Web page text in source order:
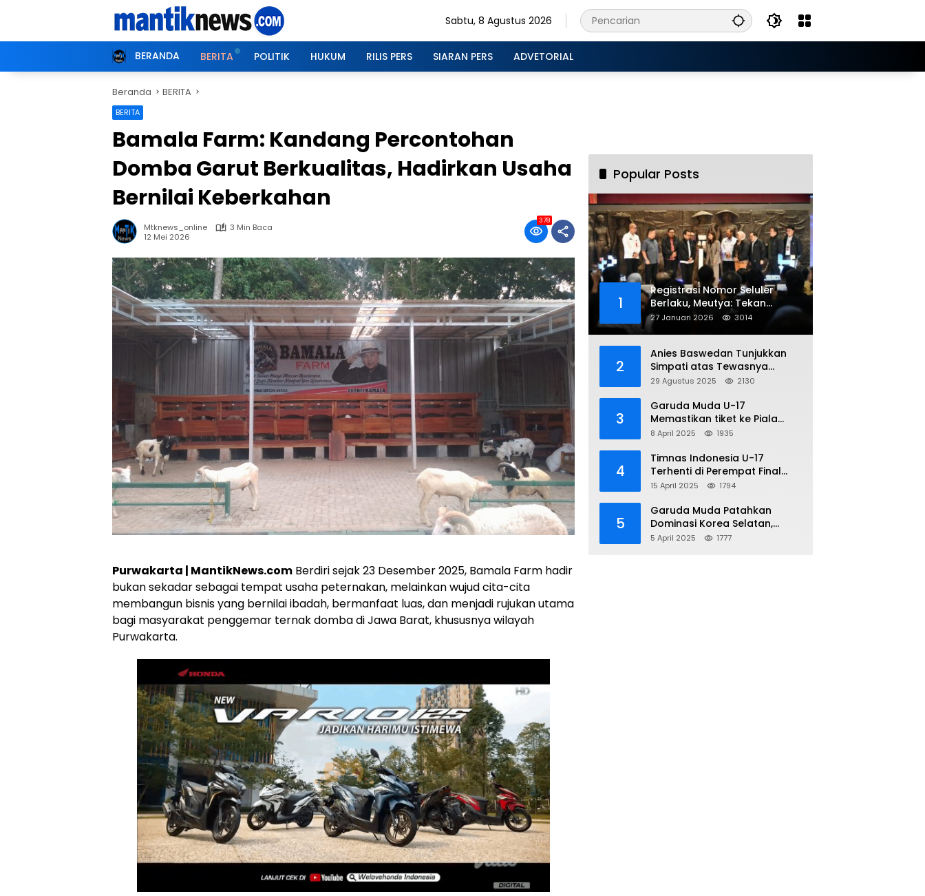
Sabtu, 8 Agustus 2026
BERANDA BERITA POLITIK HUKUM RILIS PERS SIARAN PERS ADVETORIAL
Beranda BERITA
BERITA
Bamala Farm: Kandang Percontohan
Domba Garut Berkualitas, Hadirkan Usaha
Bernilai Keberkahan
Mtknews_online
3 Min Baca
12 Mei 2026
378
Purwakarta | MantikNews.com Berdiri sejak 23 Desember 2025, Bamala Farm hadir
bukan sekadar sebagai tempat usaha peternakan, melainkan wujud cita-cita
membangun bisnis yang bernilai ibadah, bermanfaat luas, dan menjadi rujukan utama
bagi masyarakat penggemar ternak domba di Jawa Barat, khususnya wilayah
Purwakarta.
Popular Posts
1
Registrasi Nomor Seluler
Berlaku, Meutya: Tekan
Penipuan Online
27 Januari 2026 3014
2
Anies Baswedan Tunjukkan
Simpati atas Tewasnya
Pengemudi Ojol dalam Aksi
29 Agustus 2025 2130
3
Garuda Muda U-17
Memastikan tiket ke Piala
Dunia Setelah Mencetak
Yaman 4-1 di Piala Asia 2025
8 April 2025 1935
4
Timnas Indonesia U-17
Terhenti di Perempat Final
Piala Asia 2025: Terkecoh
15 April 2025 1794
5
Garuda Muda Patahkan
Dominasi Korea Selatan,
Dalam Laga Pembuka Piala
5 April 2025 1777